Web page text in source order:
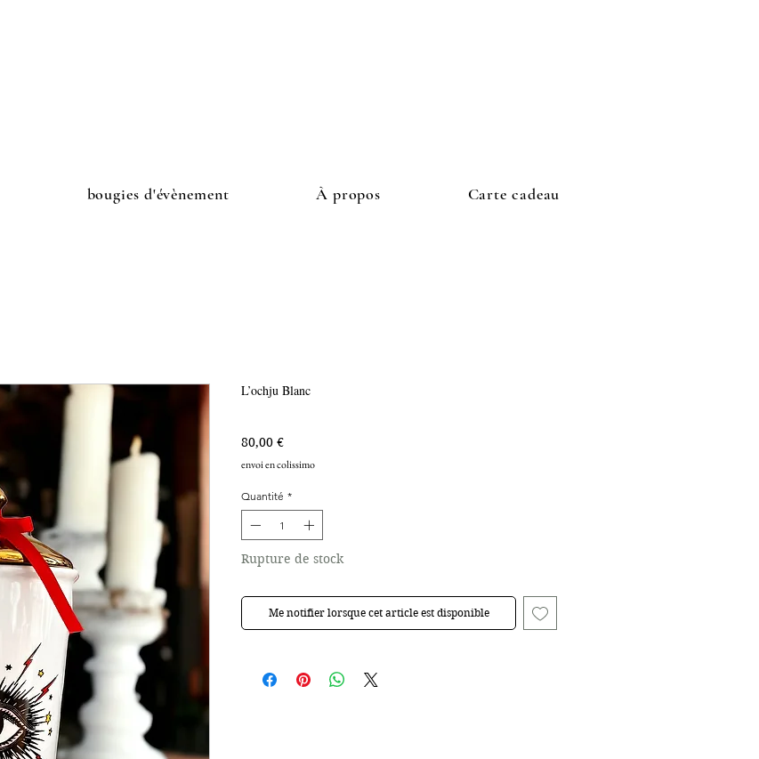
L’ochju Blanc
80,00 €Prix
envoi en colissimo
Quantité *
Rupture de stock
Me notifier lorsque cet article est disponible
bougies d'évènement À propos Carte cadeau